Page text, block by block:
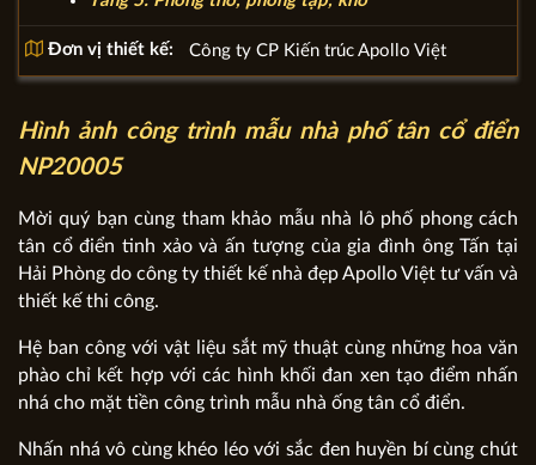
Đơn vị thiết kế: Công ty CP Kiến trúc Apollo Việt
Hình ảnh công trình mẫu nhà phố tân cổ điển
NP20005
Mời quý bạn cùng tham khảo mẫu nhà lô phố phong cách
tân cổ điển tinh xảo và ấn tượng của gia đình ông Tấn tại
Hải Phòng do công ty thiết kế nhà đẹp Apollo Việt tư vấn và
thiết kế thi công.
Hệ ban công với vật liệu sắt mỹ thuật cùng những hoa văn
phào chỉ kết hợp với các hình khối đan xen tạo điểm nhấn
nhá cho mặt tiền công trình mẫu nhà ống tân cổ điển.
Nhấn nhá vô cùng khéo léo với sắc đen huyền bí cùng chút